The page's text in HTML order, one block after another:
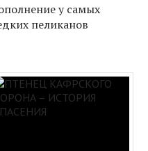
у самых
пеликанов